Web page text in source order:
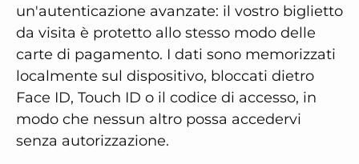
un'autenticazione avanzate: il vostro biglietto
da visita è protetto allo stesso modo delle
carte di pagamento. I dati sono memorizzati
localmente sul dispositivo, bloccati dietro
Face ID, Touch ID o il codice di accesso, in
modo che nessun altro possa accedervi
senza autorizzazione.